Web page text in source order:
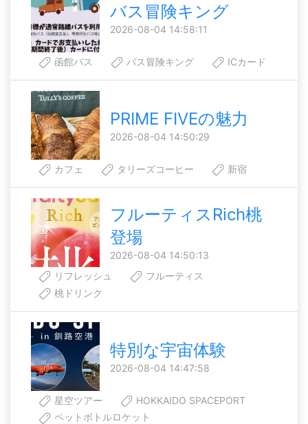
バス冒険キング
2026-08-04 14:58:11
函館バス バス冒険キング ICカード
PRIME FIVEの魅力
2026-08-04 14:50:29
カフェ タリーズコーヒー 新宿
フルーティスRich桃
登場
2026-08-04 14:50:13
リフレッシュ
フルーティス
桃ドリンク
特別な宇宙体験
2026-08-04 14:47:58
星空ツアー
HOKKAIDO SPACEPORT
ペットボトルロケット